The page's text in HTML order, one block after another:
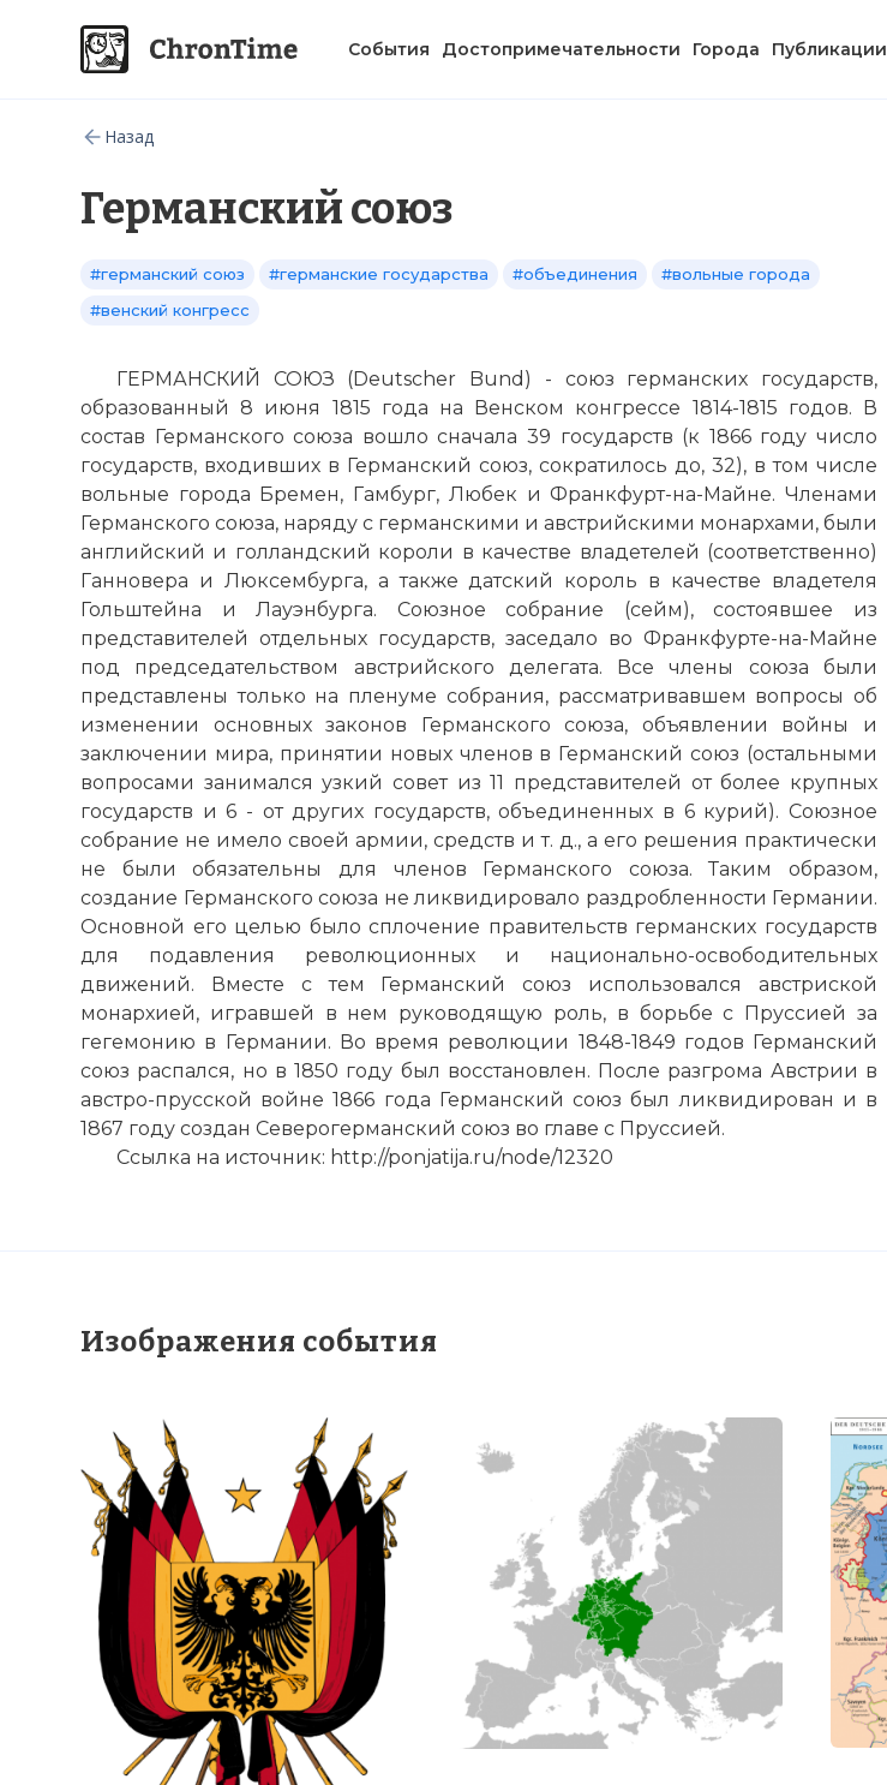
События Достопримечательности Города Публикации
Назад
Германский союз
#германский союз #германские государства #объединения
#вольные города
#венский конгресс
ГЕРМАНСКИЙ СОЮЗ (Deutscher Bund) - союз германских государств,
образованный 8 июня 1815 года на Венском конгрессе 1814-1815 годов. В
состав Германского союза вошло сначала 39 государств (к 1866 году число
государств, входивших в Германский союз, сократилось до, 32), в том числе
вольные города Бремен, Гамбург, Любек и Франкфурт-на-Майне. Членами
Германского союза, наряду с германскими и австрийскими монархами, были
английский и голландский короли в качестве владетелей (соответственно)
Ганновера и Люксембурга, а также датский король в качестве владетеля
Гольштейна и Лауэнбурга. Союзное собрание (сейм), состоявшее из
представителей отдельных государств, заседало во Франкфурте-на-Майне
под председательством австрийского делегата. Все члены союза были
представлены только на пленуме собрания, рассматривавшем вопросы об
изменении основных законов Германского союза, объявлении войны и
заключении мира, принятии новых членов в Германский союз (остальными
вопросами занимался узкий совет из 11 представителей от более крупных
государств и 6 - от других государств, объединенных в 6 курий). Союзное
собрание не имело своей армии, средств и т. д., а его решения практически
не были обязательны для членов Германского союза. Таким образом,
создание Германского союза не ликвидировало раздробленности Германии.
Основной его целью было сплочение правительств германских государств
для подавления революционных и национально-освободительных
движений. Вместе с тем Германский союз использовался австриской
монархией, игравшей в нем руководящую роль, в борьбе с Пруссией за
гегемонию в Германии. Во время революции 1848-1849 годов Германский
союз распался, но в 1850 году был восстановлен. После разгрома Австрии в
австро-прусской войне 1866 года Германский союз был ликвидирован и в
1867 году создан Северогерманский союз во главе с Пруссией.
Ссылка на источник: http://ponjatija.ru/node/12320
Изображения события